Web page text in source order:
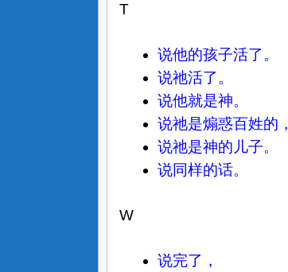
T
说他的孩子活了。
说祂活了。
说他就是神。
说祂是煽惑百姓的，
说祂是神的儿子。
说同样的话。
W
说完了，